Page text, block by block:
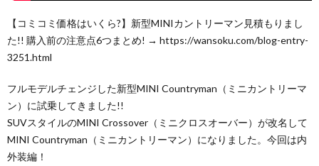
【コミコミ価格はいくら?】新型MINIカントリーマン見積もりまし
た!! 購入前の注意点6つまとめ! → https://wansoku.com/blog-entry-
3251.html
フルモデルチェンジした新型MINI Countryman（ミニカントリーマ
ン）に試乗してきました!!
SUVスタイルのMINI Crossover（ミニクロスオーバー）が改名して
MINI Countryman（ミニカントリーマン）になりました。今回は内
外装編！